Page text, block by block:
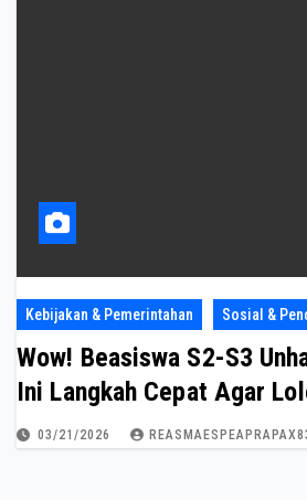
Kebijakan & Pemerintahan Sosial &
Wow! Beasiswa S2-S3
Ini Langkah Cepat Agar
03/21/2026